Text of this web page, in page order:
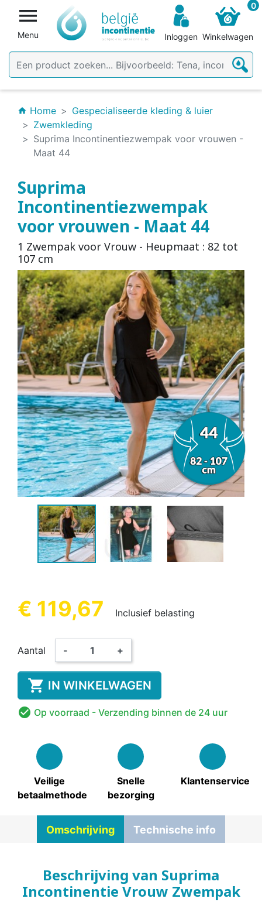

Menu Inloggen
0
Winkelwagen
home Home
Gespecialiseerde kleding & luier
Zwemkleding
Suprima Incontinentiezwempak voor vrouwen -
Maat 44
Suprima
Incontinentiezwempak
voor vrouwen - Maat 44
1 Zwempak voor Vrouw - Heupmaat : 82 tot
107 cm
€ 119,67 Inclusief belasting
Aantal - +
 IN WINKELWAGEN
 Op voorraad - Verzending binnen de 24 uur
Veilige
betaalmethode
Snelle
bezorging
Klantenservice
Omschrijving Technische info
Beschrijving van Suprima
Incontinentie Vrouw Zwempak